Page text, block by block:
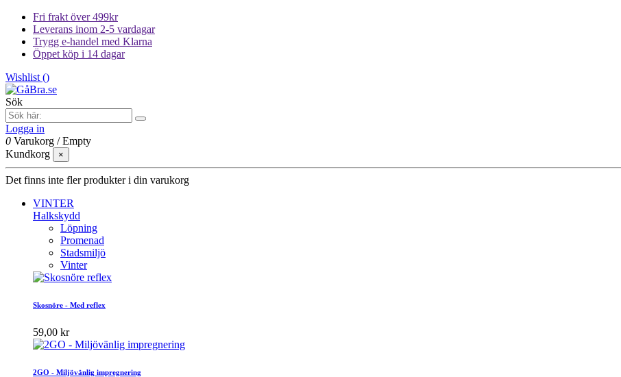
Fri frakt över 499kr
Leverans inom 2-5 vardagar
Trygg e-handel med Klarna
Öppet köp i 14 dagar
Wishlist ()
Sök
Logga in
0 Varukorg /Empty
Kundkorg
×
Det finns inte fler produkter i din varukorg
VINTER
Halkskydd
Löpning
Promenad
Stadsmiljö
Vinter
Skosnöre - Med reflex
59,00 kr
2GO - Miljövänlig impregnering